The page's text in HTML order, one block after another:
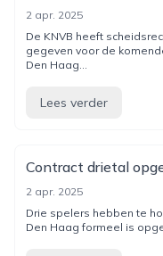
2 apr. 2025
De KNVB heeft
gegeven voor de
Den Haag...
Lees verder
Contract drietal
2 apr. 2025
Drie spelers hebben te
Den Haag formeel is